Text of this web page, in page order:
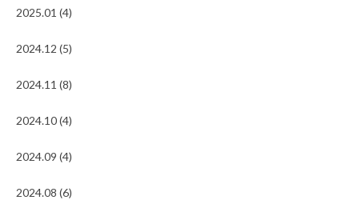
2025.01 (4)
2024.12 (5)
2024.11 (8)
2024.10 (4)
2024.09 (4)
2024.08 (6)